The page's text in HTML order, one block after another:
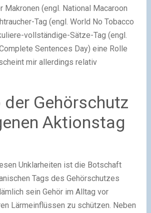
Makronen (engl. National Macaroon
Tag (engl. World No Tobacco
vollständige-Sätze-Tag (engl.
Sentences Day) eine Rolle
mir allerdings relativ
der Gehörschutz
Aktionstag
Unklarheiten ist die Botschaft
Tags des Gehörschutzes
sein Gehör im Alltag vor
Lärmeinflüssen zu schützen. Neben